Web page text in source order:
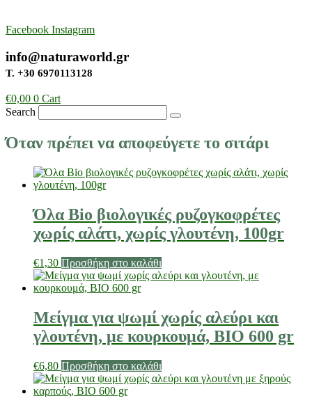
Facebook Instagram
info@naturaworld.gr
Τ. +30 6970113128
€0,00 0 Cart
Search
Όταν πρέπει να αποφεύγετε το σιτάρι
Όλα Bio βιολογικές ρυζογκοφρέτες
χωρίς αλάτι, χωρίς γλουτένη, 100gr
€1,30 Προσθήκη στο καλάθι
Μείγμα για ψωμί χωρίς αλεύρι και
γλουτένη, με κουρκουμά, ΒΙΟ 600 gr
€6,80 Προσθήκη στο καλάθι